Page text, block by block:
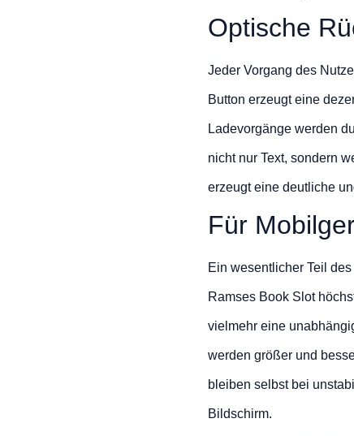
Optische
Jeder Vorgang des
Button erzeugt eine
Ladevorgänge werden
nicht nur Text, sondern
erzeugt eine deutliche
Für
Ein wesentlicher Teil
Ramses Book Slot
vielmehr eine
werden größer und
bleiben selbst bei
Bildschirm.